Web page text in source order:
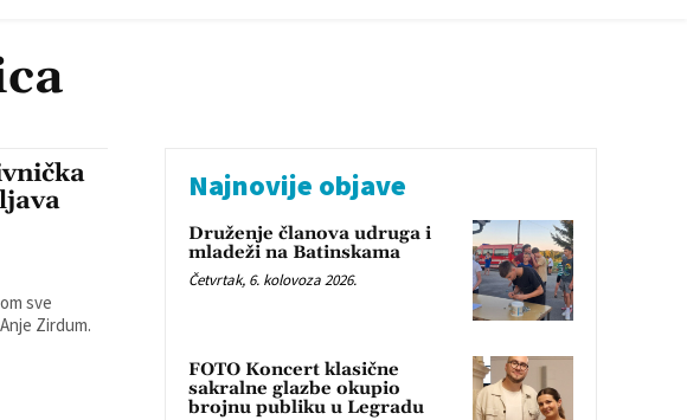
sve
Zirdum.
Najnovije objave
Druženje članova udruga i
mladeži na Batinskama
Četvrtak, 6. kolovoza 2026.
FOTO Koncert klasične
sakralne glazbe okupio
brojnu publiku u Legradu